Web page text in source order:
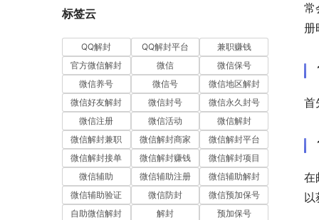
常
册
首
在
以
标签云
QQ解封 QQ解封平台
兼职赚钱
官方微信解封
微信
微信保号
微信养号
微信号
微信地区解封
微信好友解封
微信封号
微信永久封号
微信注册
微信活动
微信解封
微信解封兼职
微信解封商家
微信解封平台
微信解封接单
微信解封赚钱
微信解封项目
微信辅助
微信辅助注册
微信辅助解封
微信辅助验证
微信防封
微信预加保号
自助微信解封
解封 预加保号